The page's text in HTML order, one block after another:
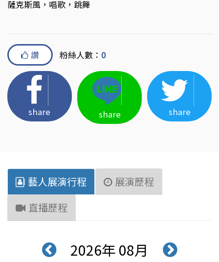
薩克斯風，唱歌，跳舞
讚 粉絲人數： 0
share share share
藝人展演行程
展演歷程
直播歷程
2026年 08月